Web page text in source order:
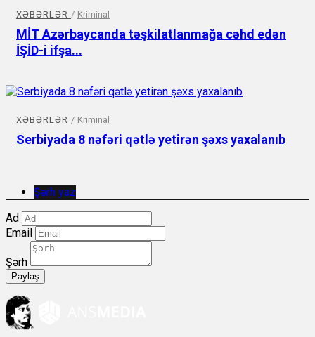
XƏBƏRLƏR / Kriminal
MİT Azərbaycanda təşkilatlanmağa cəhd edən
İŞİD-i ifşa...
XƏBƏRLƏR / Kriminal
Serbiyada 8 nəfəri qətlə yetirən şəxs yaxalanıb
Şərh yaz
Ad
Email
Şərh
Paylaş